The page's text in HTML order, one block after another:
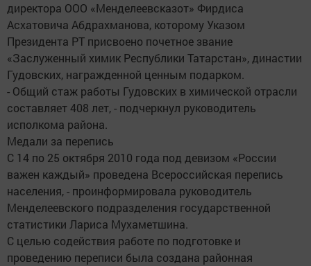
директора ООО «Менделеевсказот» Фирдиса
Асхатовича Абдрахманова, которому Указом
Президента РТ присвоено почетное звание
«Заслуженный химик Республики Татарстан», династии
Гудовских, награжденной ценным подарком.
- Общий стаж работы Гудовских в химической отрасли
составляет 408 лет, - подчеркнул руководитель
исполкома района.
Медали за перепись
С 14 по 25 октября 2010 года под девизом «России
важен каждый» проведена Всероссийская перепись
населения, - проинформировала руководитель
Менделеевского подразделения государственной
статистики Лариса Мухаметшина.
С целью содействия работе по подготовке и
проведению переписи была создана районная